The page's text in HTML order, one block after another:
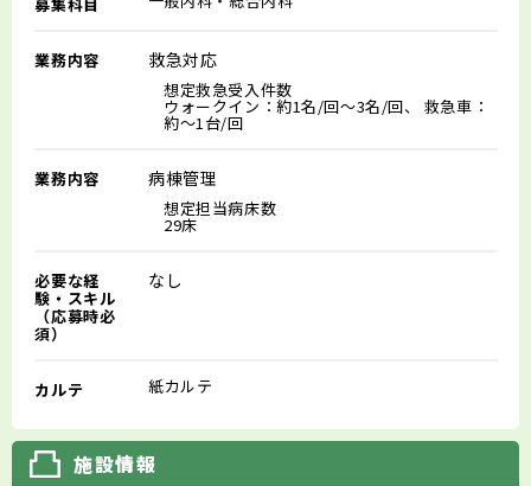
業務内容 救急対応
想定救急受入件数
ウォークイン：約1名/回～3名/回、 救急車：
約～1台/回
業務内容 病棟管理
想定担当病床数
29床
必要な経
験・スキル
（応募時必
須）
なし
カルテ 紙カルテ
施設情報